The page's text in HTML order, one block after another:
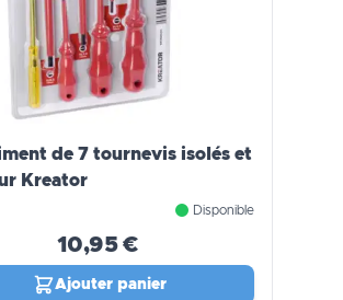
de 7 tournevis isolés et
Kreator
Disponible
10,95 €
Ajouter panier